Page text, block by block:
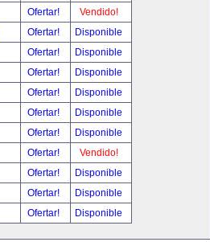
Ofertar!
Vendido!
Ofertar!
Disponible
Ofertar!
Disponible
Ofertar!
Disponible
Ofertar!
Disponible
Ofertar!
Disponible
Ofertar!
Disponible
Ofertar!
Vendido!
Ofertar!
Disponible
Ofertar!
Disponible
Ofertar! Disponible